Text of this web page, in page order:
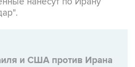
и США против Ирана